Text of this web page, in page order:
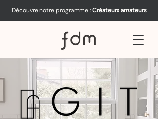
Découvre notre programme : Créateurs amateurs